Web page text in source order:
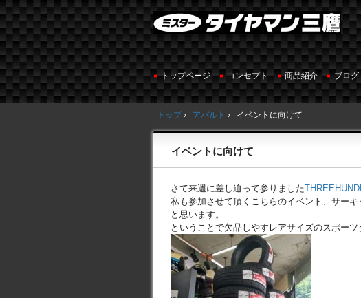
トップページ コンセプト 商品紹介 ブログ
トップ › アバルト › イベントに向けて
イベントに向けて
さて来週に差し迫って参りました
私も参加させて頂くこちらのイベント、サー
と思います。
ということで欠品しやすレアサイズのスポーツ